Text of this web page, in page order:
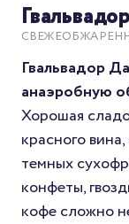
Гвальвадор
анаэробную
Хорошая
красного
темных
конфеты,
кофе сложно